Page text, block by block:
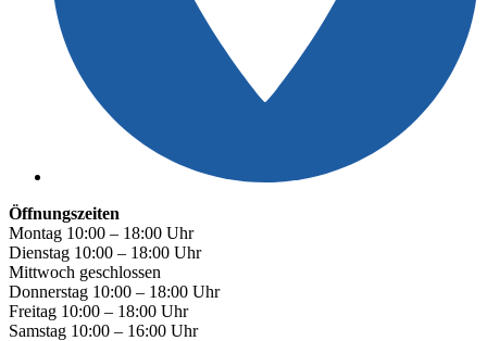
Öffnungszeiten
Montag 10:00 – 18:00 Uhr
Dienstag 10:00 – 18:00 Uhr
Mittwoch geschlossen
Donnerstag 10:00 – 18:00 Uhr
Freitag 10:00 – 18:00 Uhr
Samstag 10:00 – 16:00 Uhr